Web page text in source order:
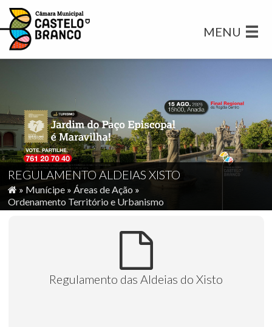
MENU
REGULAMENTO ALDEIAS XISTO
» Munícipe » Áreas de Ação »
Ordenamento Território e Urbanismo
Regulamento das Aldeias do Xisto